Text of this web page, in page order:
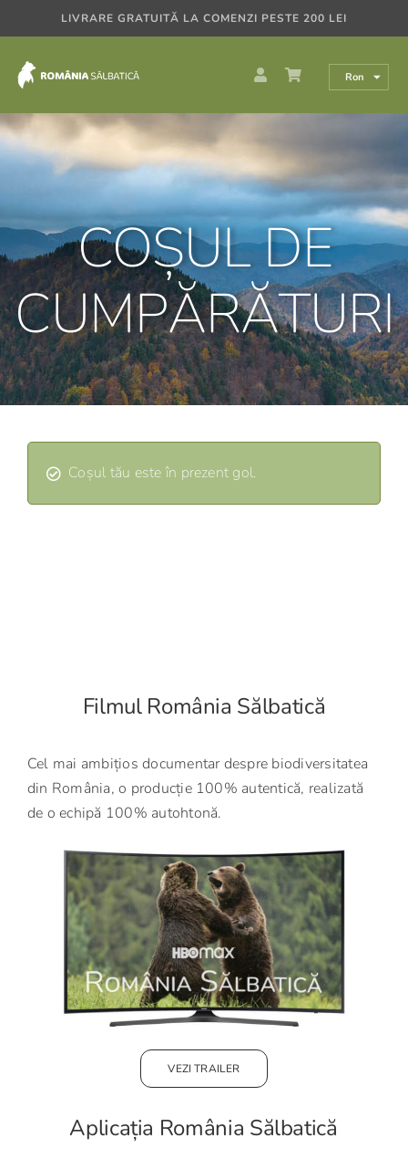
to
content
LIVRARE GRATUITĂ LA COMENZI PESTE 200 LEI
Ron
COȘUL DE
CUMPĂRĂTURI
Coșul tău este în prezent gol.
Filmul România Sălbatică
Cel mai ambițios documentar despre biodiversitatea
din România, o producție 100% autentică, realizată
de o echipă 100% autohtonă.
VEZI TRAILER
Aplicația România Sălbatică